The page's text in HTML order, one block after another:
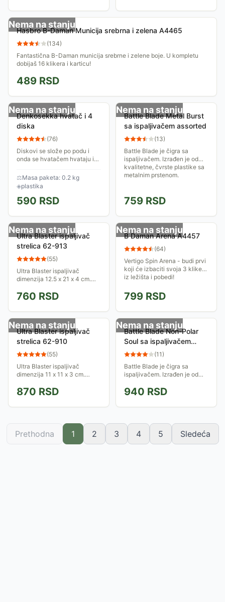
Nema na stanju
Hasbro B-Daman Municija srebrna i zelena A4465
(134)
Fantastična B-Daman municija srebrne i zelene boje. U kompletu
dobijaš 16 klikera i karticu!
489 RSD
Nema na stanju
Denkosekka hvatač i 4
diska
(76)
Diskovi se slože po podu i
onda se hvatačem hvataju i
onaj ko sakupi više bodova.
Svaki disk nosi odrđeni broj
bodova....
⚖Masa paketa: 0.2 kg
◈plastika
590 RSD
Nema na stanju
Battle Blade Metal Burst
sa ispaljivačem assorted
(13)
Battle Blade je čigra sa
ispaljivačem. Izrađen je od
kvalitetne, čvrste plastike sa
metalnim prstenom.
759 RSD
Nema na stanju
Ultra Blaster ispaljivač
strelica 62-913
(55)
Ultra Blaster ispaljivač
dimenzija 12.5 x 21 x 4 cm.
do 10 metara u daljinu.
strelica 6.5 x 1.2...
760 RSD
Nema na stanju
B Daman Arena A4457
(64)
Vertigo Spin Arena - budi prvi
koji će izbaciti svoja 3 klikera
iz ležišta i pobedi!
799 RSD
Nema na stanju
Ultra Blaster ispaljivač
strelica 62-910
(55)
Ultra Blaster ispaljivač
dimenzija 11 x 11 x 3 cm.
do 10 metara u daljinu.
strelice 6.5 x 1.2...
870 RSD
Nema na stanju
Battle Blade Non-Polar
Soul sa ispaljivačem
assorted (11)
Battle Blade je čigra sa
ispaljivačem. Izrađen je od
metalnim prstenom.
940 RSD
Prethodna 1 2 3 4 5 Sledeća